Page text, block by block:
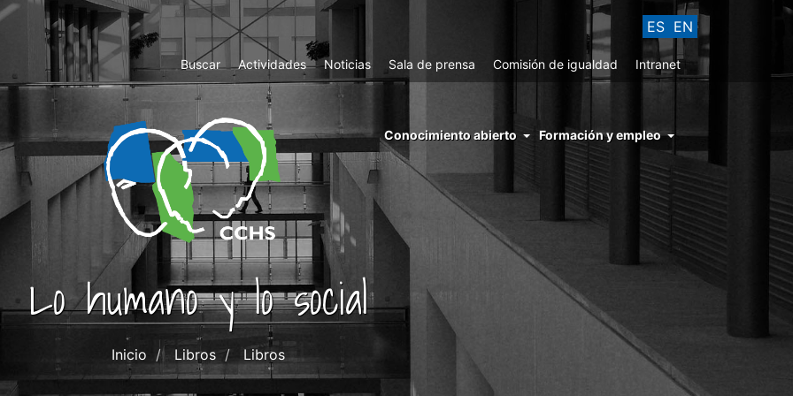
ES EN
Top
Menu
Buscar Actividades Noticias Sala de prensa Comisión de igualdad Intranet
menu
right
cchs
conocimiento
abierto
Conocimiento abierto Formación y empleo
Lo humano y lo social
Inicio Libros Libros